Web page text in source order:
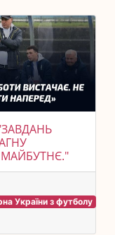
України з футболу